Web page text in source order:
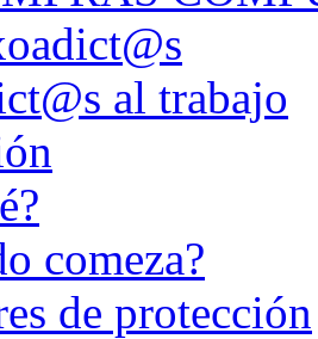
al trabajo
comeza?
de protección